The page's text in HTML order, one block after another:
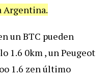
Argentina.
un BTC pueden
1.6 0km , un Peugeot
1.6 zen último